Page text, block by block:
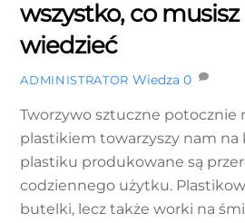
wszystko, co musisz
wiedzieć
ADMINISTRATOR Wiedza 0
Tworzywo sztuczne potocznie
plastikiem towarzyszy nam na
plastiku produkowane są
codziennego użytku.
butelki, lecz także worki na